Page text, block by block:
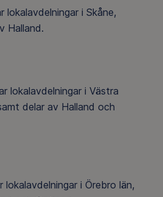
i Skåne,
Halland.
lokalavdelningar i Västra
delar av Halland och
i Örebro län,